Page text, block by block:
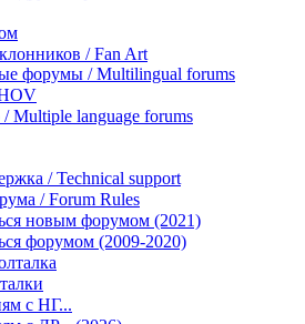
/ Fan Art
форумы / Multilingual forums
language forums
/ Technical support
/ Forum Rules
новым форумом (2021)
форумом (2009-2020)
с НГ...